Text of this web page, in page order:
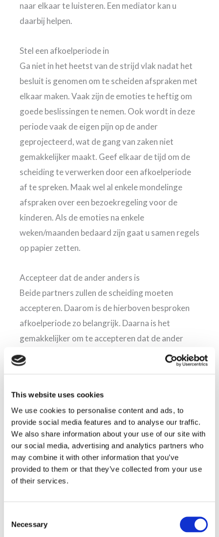
This website uses cookies
We use cookies to personalise content and ads, to
provide social media features and to analyse our traffic.
We also share information about your use of our site with
our social media, advertising and analytics partners who
may combine it with other information that you’ve
provided to them or that they’ve collected from your use
of their services.
Selection
Necessary
naar elkaar te luisteren. Een mediator kan u
daarbij helpen.
Stel een afkoelperiode in
Ga niet in het heetst van de strijd vlak nadat het
besluit is genomen om te scheiden afspraken met
elkaar maken. Vaak zijn de emoties te heftig om
goede beslissingen te nemen. Ook wordt in deze
periode vaak de eigen pijn op de ander
geprojecteerd, wat de gang van zaken niet
gemakkelijker maakt. Geef elkaar de tijd om de
scheiding te verwerken door een afkoelperiode
af te spreken. Maak wel al enkele mondelinge
afspraken over een bezoekregeling voor de
kinderen. Als de emoties na enkele
weken/maanden bedaard zijn gaat u samen regels
op papier zetten.
Accepteer dat de ander anders is
Beide partners zullen de scheiding moeten
accepteren. Daarom is de hierboven besproken
afkoelperiode zo belangrijk. Daarna is het
gemakkelijker om te accepteren dat de ander
bepaalde zaken misschien anders wil regelen. U
hebt mogelijk allebei andere prioriteiten in de
het ander? Als een van de ouders iets op een
andere manier wil doen, hoeft dat niet te
betekenen dat hij of zij een slechte ouder is.
Probeer elkaars verschillen te accepteren en
elkaar te respecteren. Een kleine verandering in
denkwijze kan het verschil betekenen tussen een